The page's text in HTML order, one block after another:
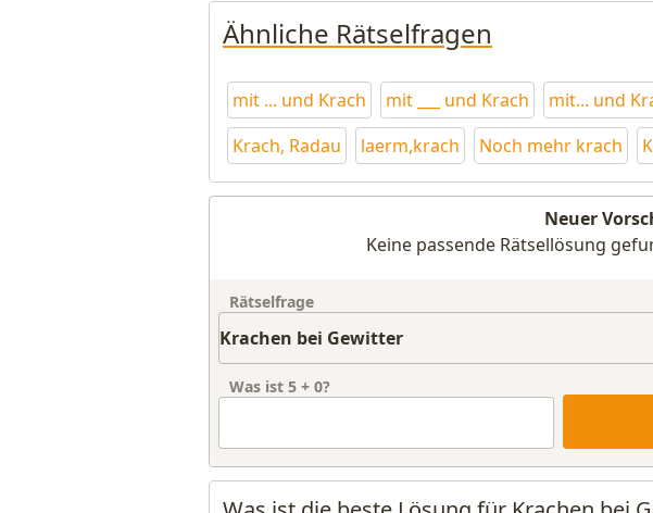
Ähnliche Rätselfragen
mit ... und Krach mit ___ und Krach mit... und
Krach, Radau
laerm,krach Noch mehr krach
Neuer
Keine passende Rätsellösung
Rätselfrage
Was ist 5 + 0?